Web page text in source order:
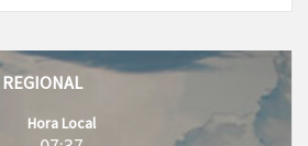
Hora Local